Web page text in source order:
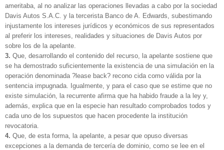
ameritaba, al no analizar las operaciones llevadas a cabo por la sociedad
Davis Autos S.A.C. y la tercerista Banco de A. Edwards, subestimando
injustamente los intereses jurídicos y económicos de sus representados
al preferir los intereses, realidades y situaciones de Davis Autos por
sobre los de la apelante.
3. Que, desarrollando el contenido del recurso, la apelante sostiene que
se ha demostrado suficientemente la existencia de una simulación en la
operación denominada ?lease back? recono cida como válida por la
sentencia impugnada. Igualmente, y para el caso que se estime que no
existe simulación, la recurrente afirma que ha habido fraude a la ley y,
además, explica que en la especie han resultado comprobados todos y
cada uno de los supuestos que hacen procedente la institución
revocatoria.
4. Que, de esta forma, la apelante, a pesar que opuso diversas
excepciones a la demanda de tercería de dominio, como se lee en el